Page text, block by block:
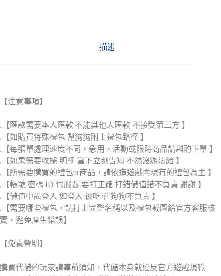
描述
【注意事項】
.【匯款需要本人匯款 不能其他人匯款 不接受第三方 】
.【如購買特殊禮包 幫狗狗附上禮包路徑 】
.【每張單處理速度不同，急用、活動或限時商品請斟酌下單 】
.【如果需要收據 明細 當下立刻告知 不然沒辦法給 】
.【所需要購買的禮包or商品，請依造遊戲內現有的禮包為主 】
.【帳號 密碼 ID 伺服器 要打正確 打錯儲值錯不負責 謝謝 】
.【儲值中誤登入 如登入 被吃單 狗狗不負責 】
.【需要哪些禮包，請打上完整名稱以及禮包截圖給官方客服核
實，避免產生錯誤】
【免責聲明】
購買代儲的玩家請事前須知，代儲本身就違反官方遊戲規範